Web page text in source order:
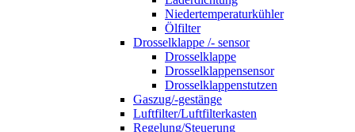
Niedertemperaturkühler
Ölfilter
Drosselklappe /- sensor
Drosselklappe
Drosselklappensensor
Drosselklappenstutzen
Gaszug/-gestänge
Luftfilter/Luftfilterkasten
Regelung/Steuerung